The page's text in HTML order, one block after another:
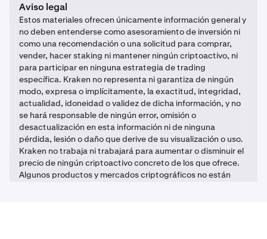
Aviso legal
Estos materiales ofrecen únicamente información general y
no deben entenderse como asesoramiento de inversión ni
como una recomendación o una solicitud para comprar,
vender, hacer staking ni mantener ningún criptoactivo, ni
para participar en ninguna estrategia de trading
específica. Kraken no representa ni garantiza de ningún
modo, expresa o implícitamente, la exactitud, integridad,
actualidad, idoneidad o validez de dicha información, y no
se hará responsable de ningún error, omisión o
desactualización en esta información ni de ninguna
pérdida, lesión o daño que derive de su visualización o uso.
Kraken no trabaja ni trabajará para aumentar o disminuir el
precio de ningún criptoactivo concreto de los que ofrece.
Algunos productos y mercados criptográficos no están